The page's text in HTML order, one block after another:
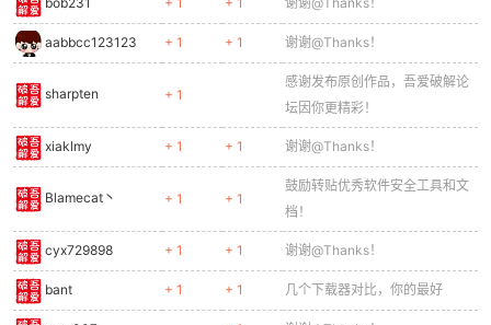
aabbcc123123 + 1 + 1 谢谢@Thanks！
sharpten + 1
感谢发布原创作品，吾爱破解论
坛因你更精彩！
xiaklmy + 1 + 1 谢谢@Thanks！
Blamecat丶 + 1 + 1
鼓励转贴优秀软件安全工具和文
档！
cyx729898 + 1 + 1 谢谢@Thanks！
bant + 1 + 1 几个下载器对比，你的最好